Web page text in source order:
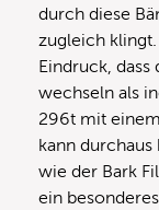
durch diese
zugleich
Eindruck,
wechseln als
296t mit
kann
wie der Bark
ein